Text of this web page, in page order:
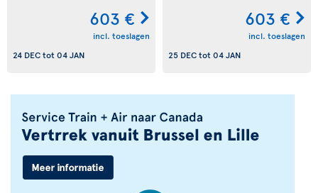
603 €
incl. toeslagen
24 DECtot 04 JAN
603 €
incl. toeslagen
25 DECtot 04 JAN